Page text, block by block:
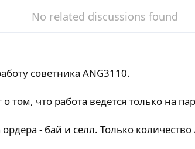
No related discussions found
советника ANG3110.
о том, что работа ведется только на
ордера - бай и селл. Только